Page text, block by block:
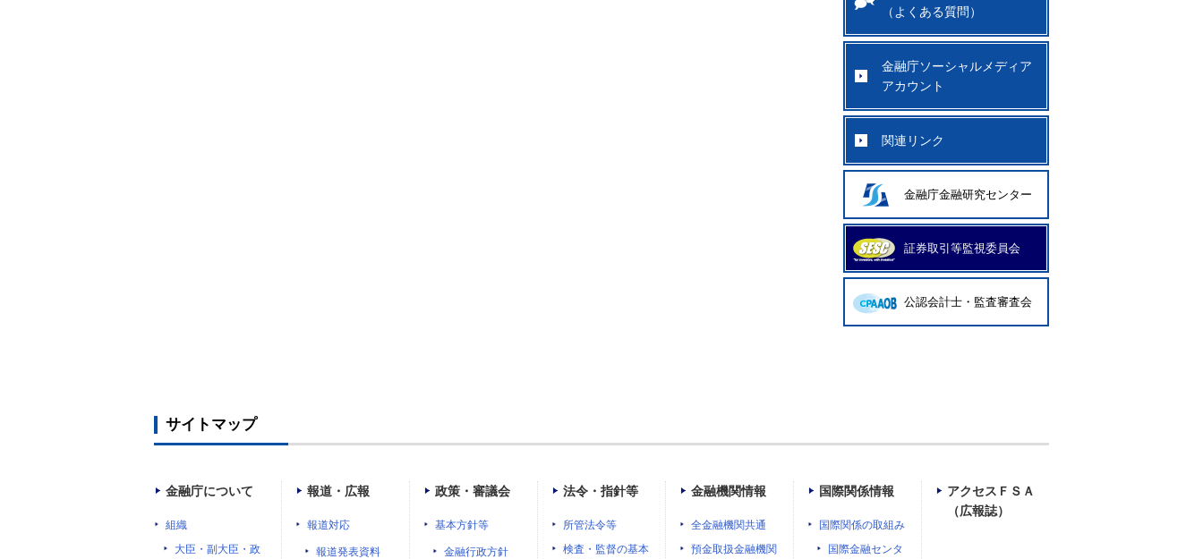
（よくある質問）
金融庁ソーシャルメディア
アカウント
関連リンク
金融庁金融研究センター
証券取引等監視委員会
公認会計士・監査審査会
サイトマップ
金融庁について
組織
大臣・副大臣・政
報道・広報
報道対応
報道発表資料
政策・審議会
基本方針等
金融行政方針
法令・指針等
所管法令等
検査・監督の基本
金融機関情報
全金融機関共通
預金取扱金融機関
国際関係情報
国際関係の取組み
国際金融センタ
アクセスＦＳＡ
（広報誌）